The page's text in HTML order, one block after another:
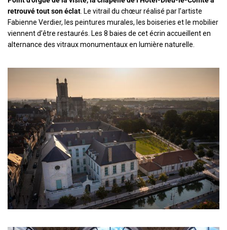
retrouvé tout son éclat. Le vitrail du chœur réalisé par l’artiste
Fabienne Verdier, les peintures murales, les boiseries et le mobilier
viennent d’être restaurés. Les 8 baies de cet écrin accueillent en
alternance des vitraux monumentaux en lumière naturelle.